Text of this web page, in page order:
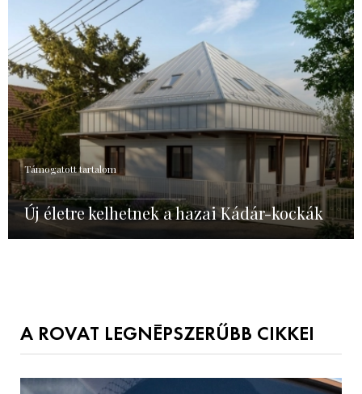
Támogatott tartalom
Új életre kelhetnek a hazai Kádár-kockák
A ROVAT LEGNÉPSZERŰBB CIKKEI